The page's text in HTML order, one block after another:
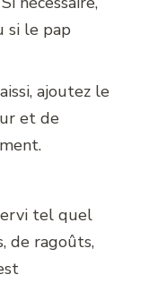
si le pap
ajoutez le
et de
tel quel
de ragoûts,